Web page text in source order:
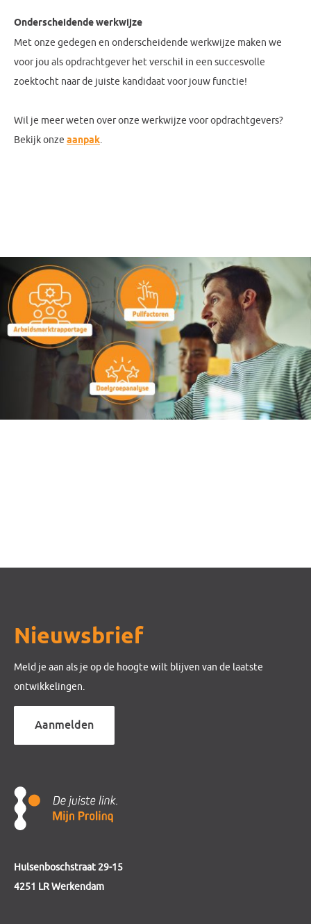
Onderscheidende werkwijze
Met onze gedegen en onderscheidende werkwijze maken we
voor jou als opdrachtgever het verschil in een succesvolle
zoektocht naar de juiste kandidaat voor jouw functie!
Wil je meer weten over onze werkwijze voor opdrachtgevers?
Bekijk onze aanpak.
Nieuwsbrief
Meld je aan als je op de hoogte wilt blijven van de laatste
ontwikkelingen.
Aanmelden
Hulsenboschstraat 29-15
4251 LR Werkendam